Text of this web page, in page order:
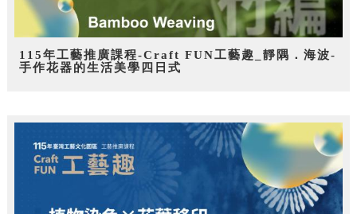
115年工藝推廣課程-Craft FUN工藝趣_靜隅．海波-
手作花器的生活美學四日式